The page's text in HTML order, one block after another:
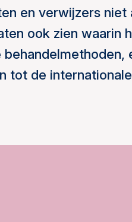
en verwijzers niet
ook zien waarin
tot de